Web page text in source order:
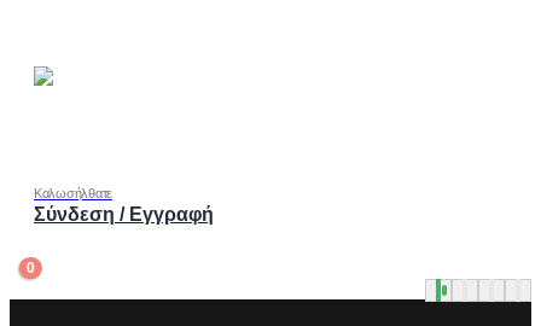
Καλωσήλθατε
Σύνδεση / Εγγραφή
0